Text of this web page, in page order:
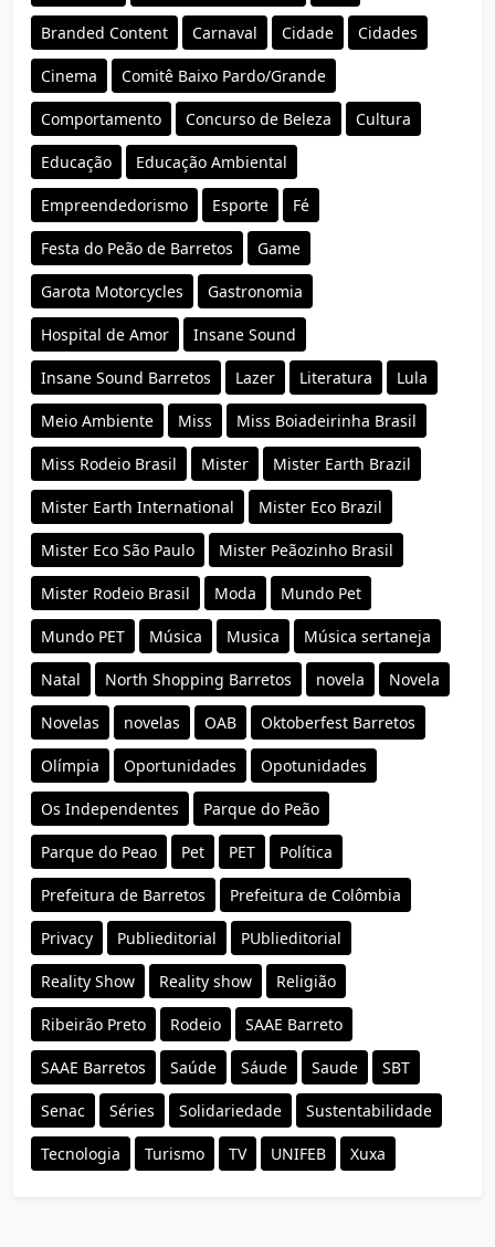
Branded Content Carnaval Cidade Cidades
Cinema Comitê Baixo Pardo/Grande
Comportamento Concurso de Beleza Cultura
Educação Educação Ambiental
Empreendedorismo Esporte Fé
Festa do Peão de Barretos Game
Garota Motorcycles Gastronomia
Hospital de Amor Insane Sound
Insane Sound Barretos Lazer Literatura Lula
Meio Ambiente Miss Miss Boiadeirinha Brasil
Miss Rodeio Brasil Mister Mister Earth Brazil
Mister Earth International Mister Eco Brazil
Mister Eco São Paulo Mister Peãozinho Brasil
Mister Rodeio Brasil Moda Mundo Pet
Mundo PET Música Musica Música sertaneja
Natal North Shopping Barretos novela Novela
Novelas novelas OAB Oktoberfest Barretos
Olímpia Oportunidades Opotunidades
Os Independentes Parque do Peão
Parque do Peao Pet PET Política
Prefeitura de Barretos Prefeitura de Colômbia
Privacy Publieditorial PUblieditorial
Reality Show Reality show Religião
Ribeirão Preto Rodeio SAAE Barreto
SAAE Barretos Saúde Sáude Saude SBT
Senac Séries Solidariedade Sustentabilidade
Tecnologia Turismo TV UNIFEB Xuxa